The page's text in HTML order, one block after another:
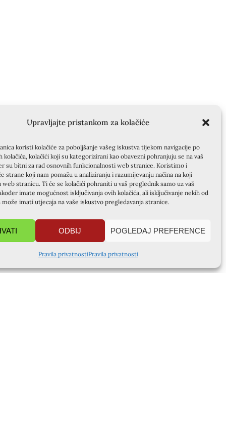
Upravljajte pristankom za kolačiće
koristi kolačiće za poboljšanje vašeg iskustva tijekom navigacije po
kolačića, kolačići koji su kategorizirani kao obavezni pohranjuju se na vaš
su bitni za rad osnovnih funkcionalnosti web stranice. Koristimo i
strane koji nam pomažu u analiziranju i razumijevanju načina na koji
stranicu. Ti će se kolačići pohraniti u vaš preglednik samo uz vaš
imate mogućnost isključivanja ovih kolačića, ali isključivanje nekih od
može imati utjecaja na vaše iskustvo pregledavanja stranice.
ODBIJ POGLEDAJ PREFERENCE
Pravila privatnostiPravila privatnosti